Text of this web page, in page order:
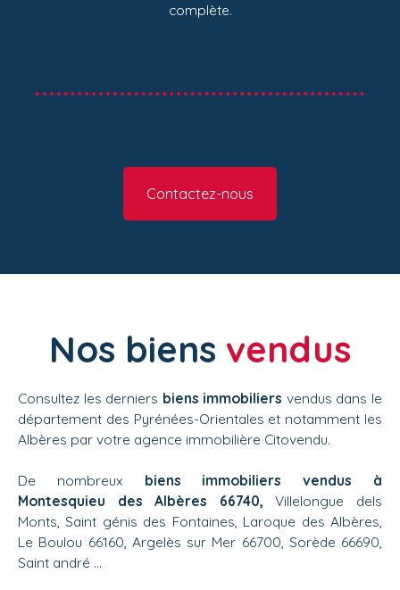
complète.
Contactez-nous
Nos biens vendus
Consultez les derniers biens immobiliers vendus dans le
département des Pyrénées-Orientales et notamment les
Albères par votre agence immobilière Citovendu.
De nombreux biens immobiliers vendus à
Montesquieu des Albères 66740,Villelongue dels
Monts, Saint génis des Fontaines, Laroque des Albères,
Le Boulou 66160, Argelès sur Mer 66700, Sorède 66690,
Saint andré …